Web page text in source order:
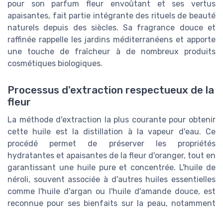
pour son parfum fleur envoûtant et ses vertus
apaisantes, fait partie intégrante des rituels de beauté
naturels depuis des siècles. Sa fragrance douce et
raffinée rappelle les jardins méditerranéens et apporte
une touche de fraîcheur à de nombreux produits
cosmétiques biologiques.
Processus d'extraction respectueux de la
fleur
La méthode d'extraction la plus courante pour obtenir
cette huile est la distillation à la vapeur d'eau. Ce
procédé permet de préserver les propriétés
hydratantes et apaisantes de la fleur d'oranger, tout en
garantissant une huile pure et concentrée. L'huile de
néroli, souvent associée à d'autres huiles essentielles
comme l'huile d'argan ou l'huile d'amande douce, est
reconnue pour ses bienfaits sur la peau, notamment